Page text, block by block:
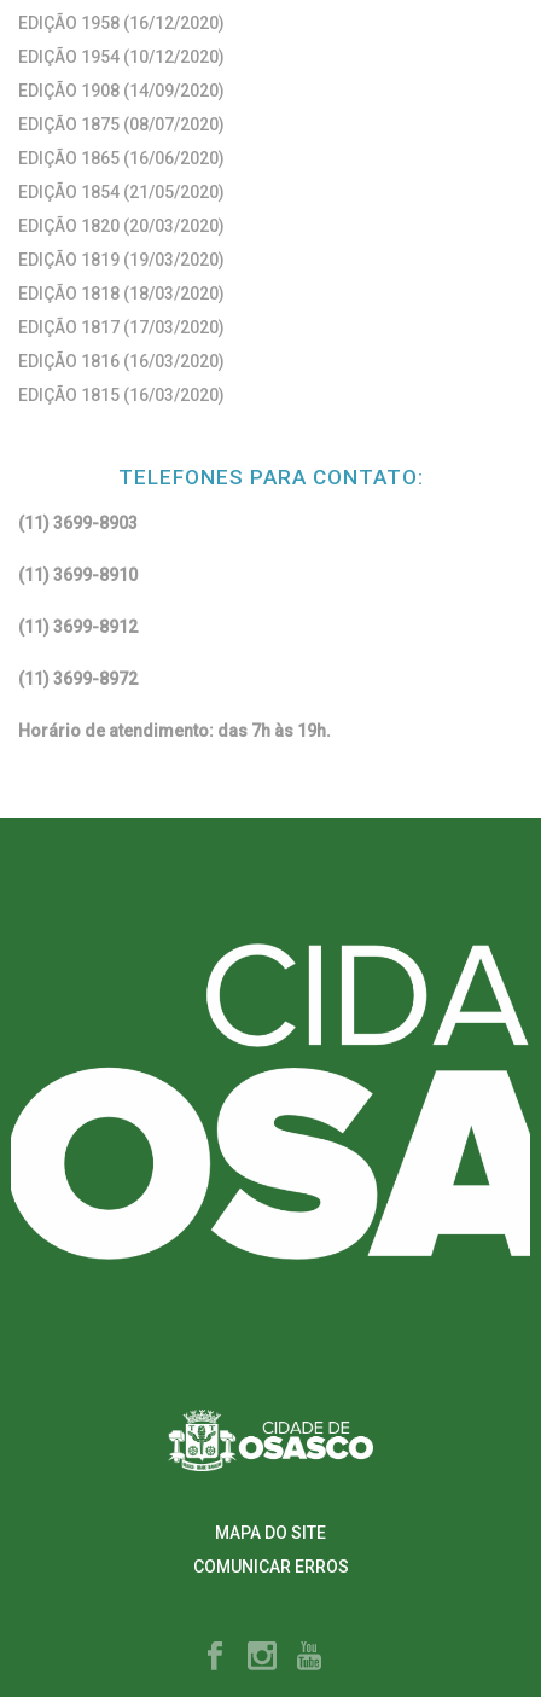
EDIÇÃO 1958 (16/12/2020)
EDIÇÃO 1954 (10/12/2020)
EDIÇÃO 1908 (14/09/2020)
EDIÇÃO 1875 (08/07/2020)
EDIÇÃO 1865 (16/06/2020)
EDIÇÃO 1854 (21/05/2020)
EDIÇÃO 1820 (20/03/2020)
EDIÇÃO 1819 (19/03/2020)
EDIÇÃO 1818 (18/03/2020)
EDIÇÃO 1817 (17/03/2020)
EDIÇÃO 1816 (16/03/2020)
EDIÇÃO 1815 (16/03/2020)
TELEFONES PARA CONTATO:
(11) 3699-8903
(11) 3699-8910
(11) 3699-8912
(11) 3699-8972
Horário de atendimento: das 7h às 19h.
MAPA DO SITE
COMUNICAR ERROS